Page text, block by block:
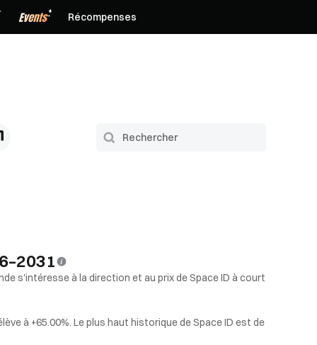
Récompenses
s'intéresse à la direction et au prix de Space ID à court
à +65.00%. Le plus haut historique de Space ID est de